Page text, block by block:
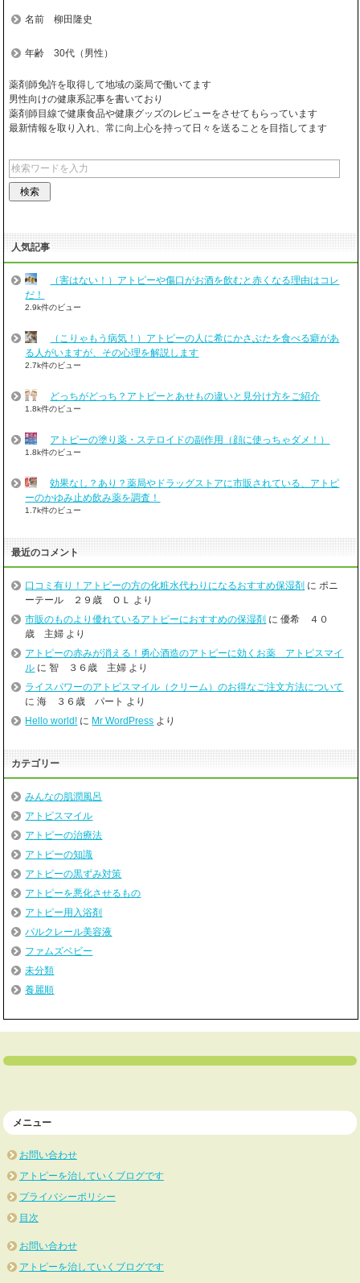
名前 柳田隆史
年齢 30代（男性）
薬剤師免許を取得して地域の薬局で働いてます
男性向けの健康系記事を書いており
薬剤師目線で健康食品や健康グッズのレビューをさせてもらっています
最新情報を取り入れ、常に向上心を持って日々を送ることを目指してます
人気記事
（害はない！）アトピーや傷口がお酒を飲むと赤くなる理由はコレ
だ！
2.9k件のビュー
（こりゃもう病気！）アトピーの人に希にかさぶたを食べる癖があ
る人がいますが、その心理を解説します
2.7k件のビュー
どっちがどっち？アトピーとあせもの違いと見分け方をご紹介
1.8k件のビュー
アトピーの塗り薬・ステロイドの副作用（顔に使っちゃダメ！）
1.8k件のビュー
効果なし？あり？薬局やドラッグストアに市販されている、アトピ
ーのかゆみ止め飲み薬を調査！
1.7k件のビュー
最近のコメント
口コミ有り！アトピーの方の化粧水代わりになるおすすめ保湿剤 に ポニ
ーテール ２９歳 ＯＬ
より
市販のものより優れているアトピーにおすすめの保湿剤 に優希 ４０
歳 主婦 より
アトピーの赤みが消える！勇心酒造のアトピーに効くお薬 アトピスマイ
ル に智 ３６歳 主婦 より
ライスパワーのアトピスマイル（クリーム）のお得なご注文方法について
に海 ３６歳 パート より
Hello world! に Mr WordPress より
カテゴリー
みんなの肌潤風呂
アトピスマイル
アトピーの治療法
アトピーの知識
アトピーの黒ずみ対策
アトピーを悪化させるもの
アトピー用入浴剤
パルクレール美容液
ファムズベビー
未分類
養麗順
メニュー
お問い合わせ
アトピーを治していくブログです
プライバシーポリシー
目次
お問い合わせ
アトピーを治していくブログです